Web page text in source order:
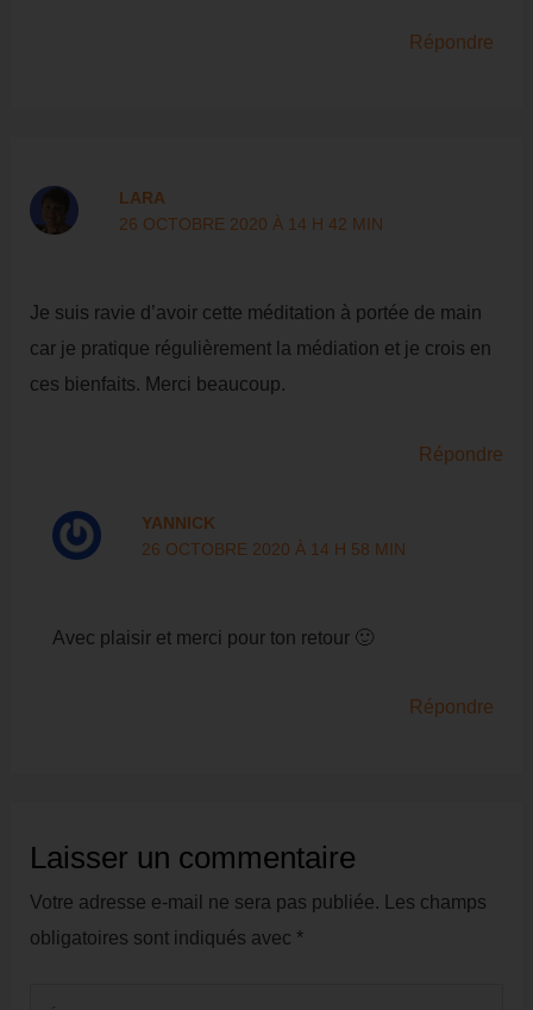
Merci d'avoir lu cet
article !
En complément rejoignez ma
Répondre
LARA
26 OCTOBRE 2020 À 14 H 42 MIN
Je suis ravie d’avoir cette méditation à portée de main
car je pratique régulièrement la médiation et je crois en
ces bienfaits. Merci beaucoup.
Répondre
YANNICK
26 OCTOBRE 2020 À 14 H 58 MIN
Avec plaisir et merci pour ton retour 🙂
Répondre
Laisser un commentaire
Votre adresse e-mail ne sera pas publiée. Les champs
obligatoires sont indiqués avec *